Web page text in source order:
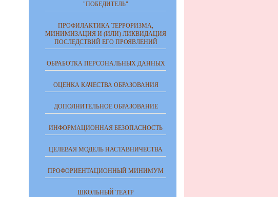
"ПОБЕДИТЕЛЬ"
ПРОФИЛАКТИКА ТЕРРОРИЗМА,
МИНИМИЗАЦИЯ И (ИЛИ) ЛИКВИДАЦИЯ
ПОСЛЕДСТВИЙ ЕГО ПРОЯВЛЕНИЙ
ОБРАБОТКА ПЕРСОНАЛЬНЫХ ДАННЫХ
ОЦЕНКА КАЧЕСТВА ОБРАЗОВАНИЯ
ДОПОЛНИТЕЛЬНОЕ ОБРАЗОВАНИЕ
ИНФОРМАЦИОННАЯ БЕЗОПАСНОСТЬ
ЦЕЛЕВАЯ МОДЕЛЬ НАСТАВНИЧЕСТВА
ПРОФОРИЕНТАЦИОННЫЙ МИНИМУМ
ШКОЛЬНЫЙ ТЕАТР